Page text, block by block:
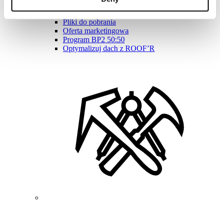
Program Lojalnościowy BPoints
Strefa klienta – eProfil
Pliki do pobrania
Oferta marketingowa
Program BP2 50:50
Optymalizuj dach z ROOF’R